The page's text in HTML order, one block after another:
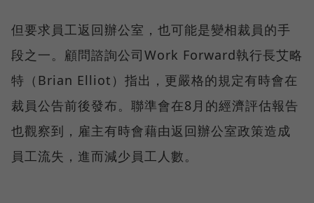
但要求員工返回辦公室，也可能是變相裁員的手
段之一。顧問諮詢公司Work Forward執行長艾略
特（Brian Elliot）指出，更嚴格的規定有時會在
裁員公告前後發布。聯準會在8月的經濟評估報告
也觀察到，雇主有時會藉由返回辦公室政策造成
員工流失，進而減少員工人數。